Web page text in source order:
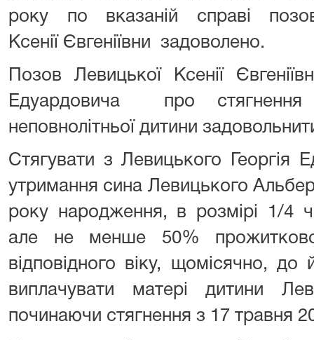
року по вказаній справі
Ксенії Євгеніївни задоволено.
Позов Левицької Ксенії
Едуардовича про стягнення
неповнолітньої дитини
Стягувати з Левицького Георгія
утримання сина Левицького
року народження, в розмірі 1/4
але не менше 50%
відповідного віку, щомісячно, до
виплачувати матері дитини
починаючи стягнення з 17 травня